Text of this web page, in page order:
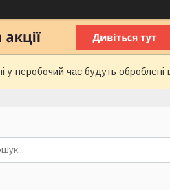
у неробочий час будуть